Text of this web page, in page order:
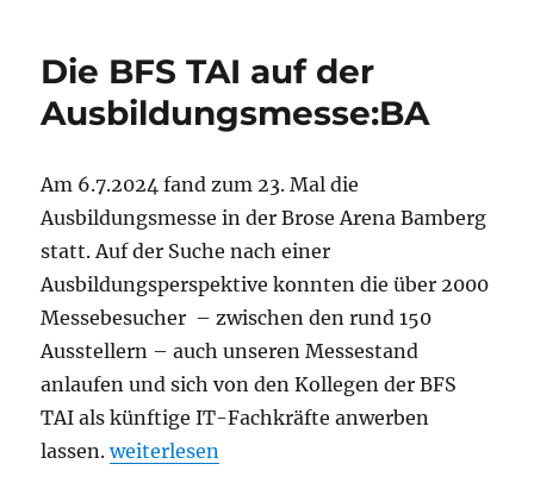
Die BFS TAI auf der
Ausbildungsmesse:BA
Am 6.7.2024 fand zum 23. Mal die
Ausbildungsmesse in der Brose Arena Bamberg
statt. Auf der Suche nach einer
Ausbildungsperspektive konnten die über 2000
Messebesucher – zwischen den rund 150
Ausstellern – auch unseren Messestand
anlaufen und sich von den Kollegen der BFS
TAI als künftige IT-Fachkräfte anwerben
lassen.„Die BFS TAI auf der Ausbildungsmesse:BA“
weiterlesen